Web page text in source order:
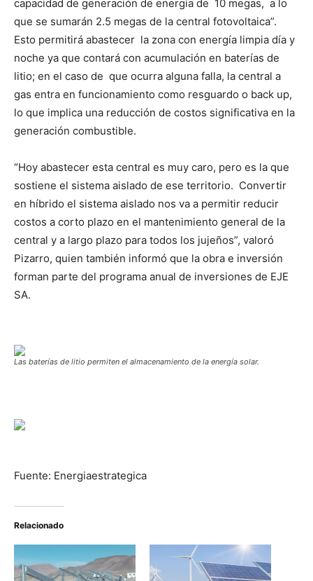
capacidad de generación de energía de 10 megas, a lo
que se sumarán 2.5 megas de la central fotovoltaica”.
Esto permitirá abastecer la zona con energía limpia día y
noche ya que contará con acumulación en baterías de
litio; en el caso de que ocurra alguna falla, la central a
gas entra en funcionamiento como resguardo o back up,
lo que implica una reducción de costos significativa en la
generación combustible.
“Hoy abastecer esta central es muy caro, pero es la que
sostiene el sistema aislado de ese territorio. Convertir
en híbrido el sistema aislado nos va a permitir reducir
costos a corto plazo en el mantenimiento general de la
central y a largo plazo para todos los jujeños”, valoró
Pizarro, quien también informó que la obra e inversión
forman parte del programa anual de inversiones de EJE
SA.
Las baterías de litio permiten el almacenamiento de la energía solar.
Fuente: Energiaestrategica
Relacionado